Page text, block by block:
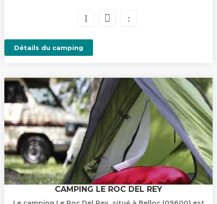
Détails du camping
CAMPING LE ROC DEL REY